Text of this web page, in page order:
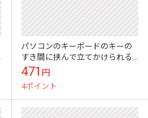
パソコンのキーボードのキーの
すき間に挟んで立てかけられる
かわいい伝言メモ ハイモジモ
ジ Deng On\"Pig\"
471 円
4ポイント